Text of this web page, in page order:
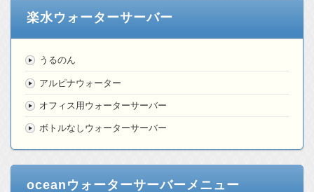
楽水ウォーターサーバー
うるのん
アルピナウォーター
オフィス用ウォーターサーバー
ボトルなしウォーターサーバー
oceanウォーターサーバーメニュー